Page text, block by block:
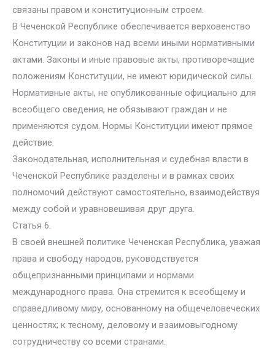
связаны правом и конституционным строем.
В Чеченской Республике обеспечивается верховенство
Конституции и законов над всеми иными нормативными
актами. Законы и иные правовые акты, противоречащие
положениям Конституции, не имеют юридической силы.
Нормативные акты, не опубликованные официально для
всеобщего сведения, не обязывают граждан и не
применяются судом. Нормы Конституции имеют прямое
действие.
Законодательная, исполнительная и судебная власти в
Чеченской Республике разделены и в рамках своих
полномочий действуют самостоятельно, взаимодействуя
между собой и уравновешивая друг друга.
Статья 6.
В своей внешней политике Чеченская Республика, уважая
права и свободу народов, руководствуется
общепризнанными принципами и нормами
международного права. Она стремится к всеобщему и
справедливому миру, основанному на общечеловеческих
ценностях; к тесному, деловому и взаимовыгодному
сотрудничеству со всеми странами.